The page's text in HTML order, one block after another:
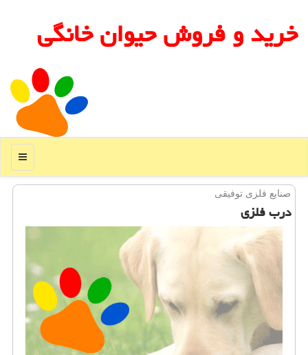
خرید و فروش حیوان خانگی
منو
صنایع فلزی توفیقی
درب فلزی